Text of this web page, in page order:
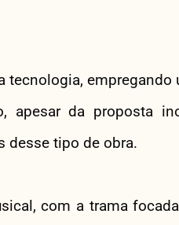
tecnologia,
apesar da proposta
desse tipo de obra.
com a trama